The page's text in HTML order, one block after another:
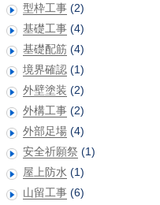
型枠工事 (2)
基礎工事 (4)
基礎配筋 (4)
境界確認 (1)
外壁塗装 (2)
外構工事 (2)
外部足場 (4)
安全祈願祭 (1)
屋上防水 (1)
山留工事 (6)